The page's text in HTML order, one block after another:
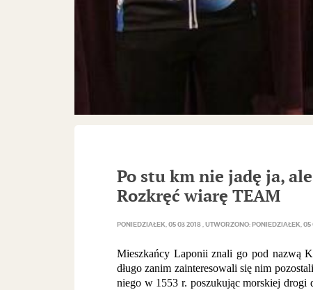
Po stu km nie jadę ja,
Rozkręć wiarę TEAM
PONIEDZIAŁEK, 05 03 2018 UTWORZONO: PONIEDZIAŁEK, 05
Mieszkańcy Laponii znali go pod nazwą
długo zanim zainteresowali się nim
niego w 1553 r. poszukując morskiej drogi